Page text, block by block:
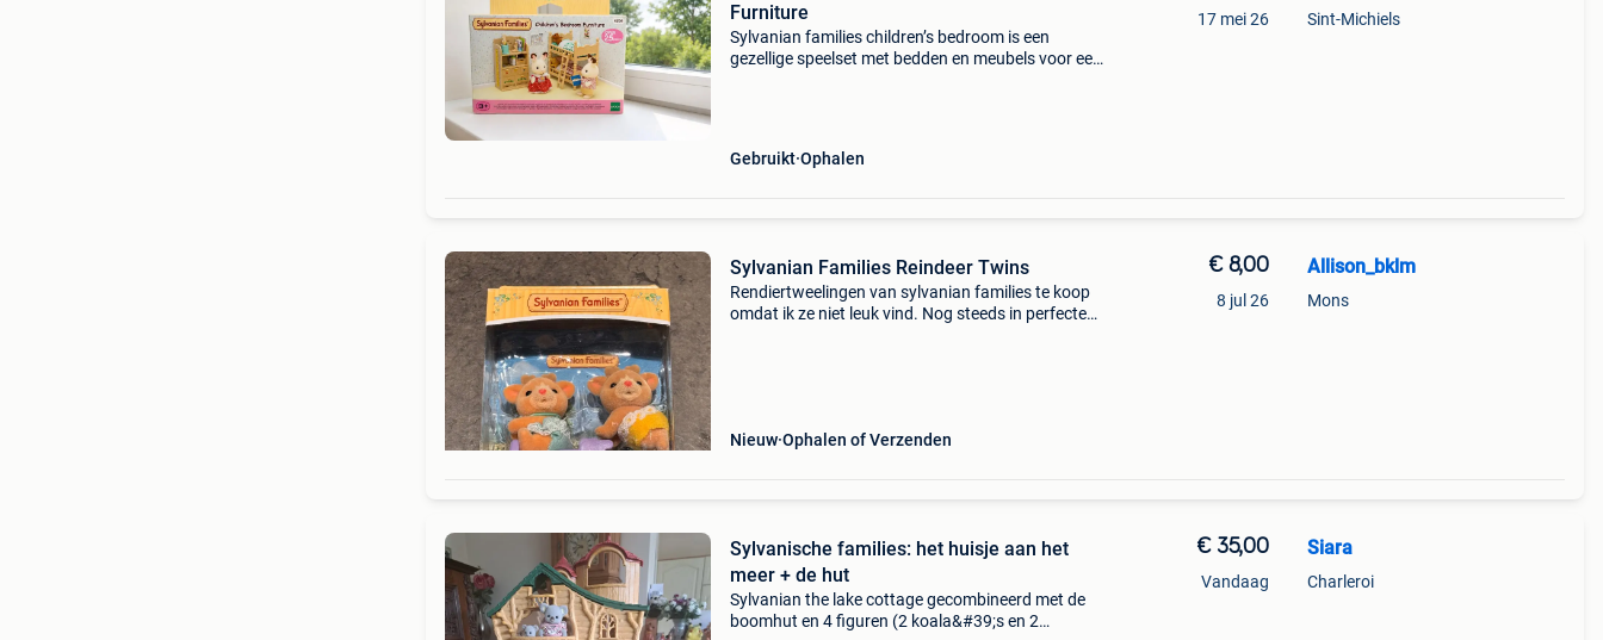
Furniture
Sylvanian families children’s bedroom is een
gezellige speelset met bedden en meubels voor een
Gebruikt Ophalen
17 mei 26 Sint-Michiels
Sylvanian Families Reindeer Twins
Rendiertweelingen van sylvanian families te koop
omdat ik ze niet leuk vind. Nog steeds in perfecte
Nieuw Ophalen of Verzenden
€ 8,00
8 jul 26
Allison_bklm
Mons
Sylvanische families: het huisje aan het
meer + de hut
Sylvanian the lake cottage gecombineerd met de
boomhut en 4 figuren (2 koala&#39;s en 2
€ 35,00
Vandaag
Siara
Charleroi